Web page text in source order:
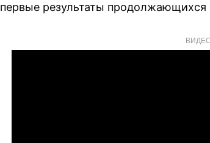
первые результаты продолжающихся